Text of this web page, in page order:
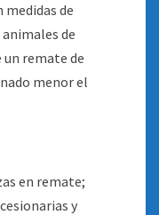
de
animales de
un remate de
menor el
en remate;
y